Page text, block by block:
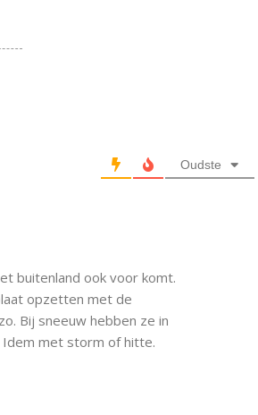
Oudste
buitenland ook voor komt.
opzetten met de
Bij sneeuw hebben ze in
Idem met storm of hitte.